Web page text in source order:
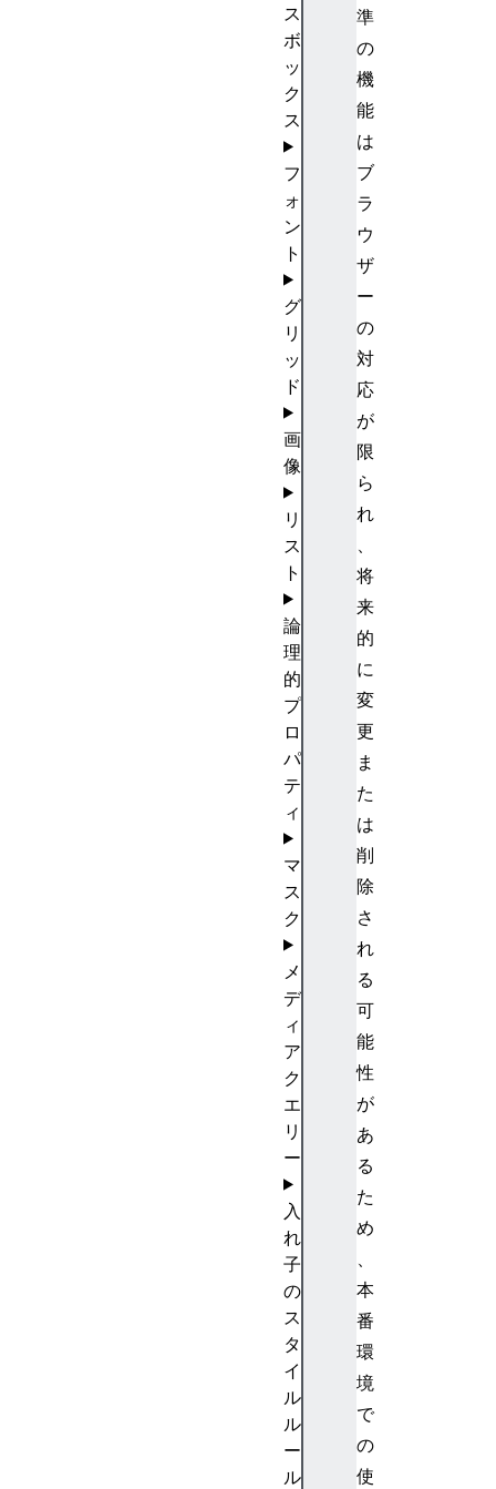
準
の
機
能
は
ブ
ラ
ウ
ザ
ー
の
対
応
が
限
ら
れ
将
来
的
に
変
更
ま
た
は
削
除
さ
れ
る
可
能
性
が
あ
る
た
め
本
番
環
境
で
の
使
ス
ボ
ッ
ク
ス
フ
ォ
ン
ト
グ
リ
ッ
ド
画
像
リ
ス
ト
論
理
的
プ
ロ
パ
テ
ィ
マ
ス
ク
メ
デ
ィ
ア
ク
エ
リ
ー
入
れ
子
の
ス
タ
イ
ル
ル
ー
ル